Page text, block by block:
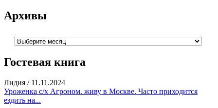
Архивы
Архивы
Гостевая книга
Лидия / 11.11.2024
Уроженка с/х Агроном. живу в Москве. Часто приходится
ездить на...